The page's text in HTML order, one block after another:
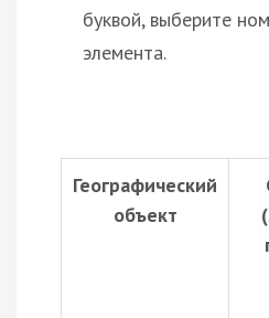
буквой, выберите
элемента.
Географический
объект